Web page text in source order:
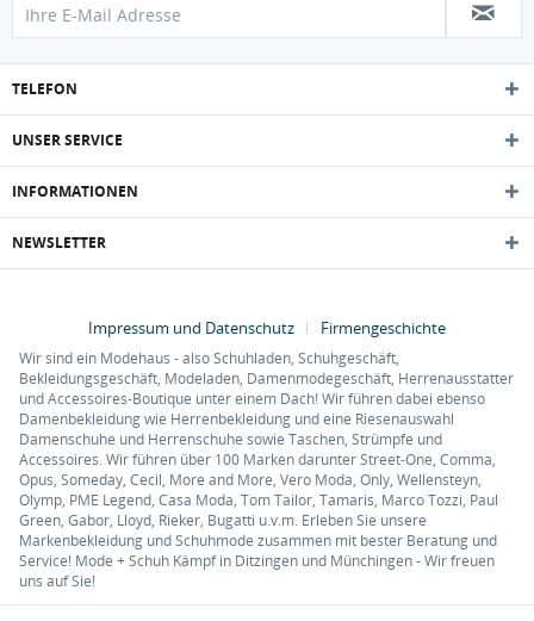
TELEFON
UNSER SERVICE
INFORMATIONEN
NEWSLETTER
Impressum und Datenschutz Firmengeschichte
Wir sind ein Modehaus - also Schuhladen, Schuhgeschäft,
Bekleidungsgeschäft, Modeladen, Damenmodegeschäft, Herrenausstatter
und Accessoires-Boutique unter einem Dach! Wir führen dabei ebenso
Damenbekleidung wie Herrenbekleidung und eine Riesenauswahl
Damenschuhe und Herrenschuhe sowie Taschen, Strümpfe und
Accessoires. Wir führen über 100 Marken darunter Street-One, Comma,
Opus, Someday, Cecil, More and More, Vero Moda, Only, Wellensteyn,
Olymp, PME Legend, Casa Moda, Tom Tailor, Tamaris, Marco Tozzi, Paul
Green, Gabor, Lloyd, Rieker, Bugatti u.v.m. Erleben Sie unsere
Markenbekleidung und Schuhmode zusammen mit bester Beratung und
Service! Mode + Schuh Kämpf in Ditzingen und Münchingen - Wir freuen
uns auf Sie!